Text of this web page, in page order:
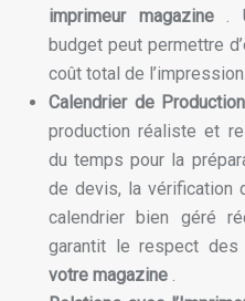
imprimeur magazine .
budget peut permettre
coût total de l’impression.
Calendrier de
production réaliste et
du temps pour la
de devis, la vérification
calendrier bien géré
garantit le respect des
votre magazine .